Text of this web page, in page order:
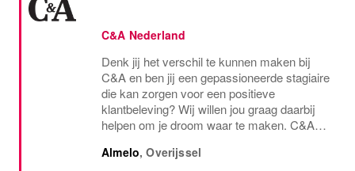
C&A Nederland
Denk jij het verschil te kunnen maken bij
C&A en ben jij een gepassioneerde stagiaire
die kan zorgen voor een positieve
klantbeleving? Wij willen jou graag daarbij
helpen om je droom waar te maken. C&A
energie en passie voor fashion kwijt kan.
Almelo,Overijssel